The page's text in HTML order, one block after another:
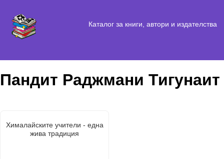
Каталог за книги, автори и издателства
Пандит Раджмани Тигунаит
Хималайските учители - една
жива традиция